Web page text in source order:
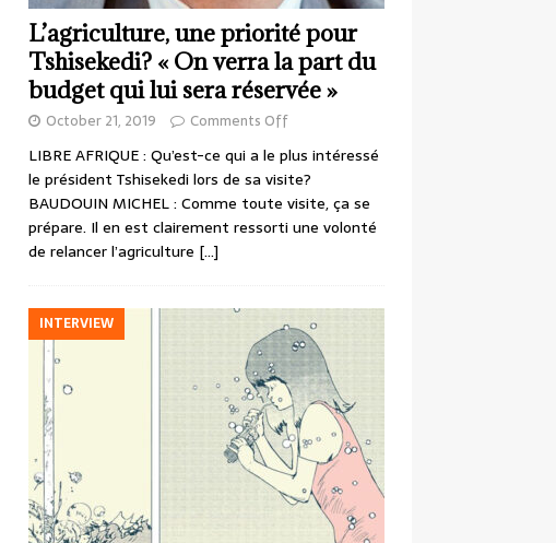
L’agriculture, une priorité pour
Tshisekedi? « On verra la part du
budget qui lui sera réservée »
October 21, 2019 Comments Off
LIBRE AFRIQUE : Qu’est-ce qui a le plus intéressé
le président Tshisekedi lors de sa visite?
BAUDOUIN MICHEL : Comme toute visite, ça se
prépare. Il en est clairement ressorti une volonté
de relancer l’agriculture […]
INTERVIEW